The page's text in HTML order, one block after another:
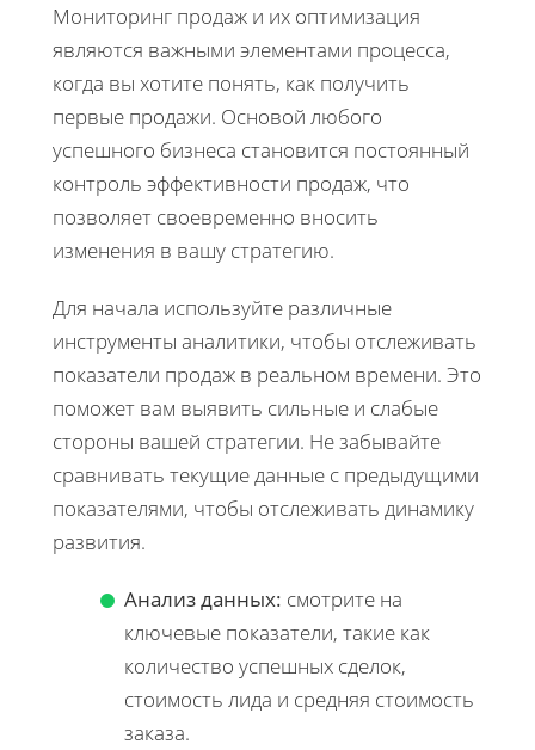
Мониторинг продаж и их оптимизация
являются важными элементами процесса,
когда вы хотите понять, как получить
первые продажи. Основой любого
успешного бизнеса становится постоянный
контроль эффективности продаж, что
позволяет своевременно вносить
изменения в вашу стратегию.
Для начала используйте различные
инструменты аналитики, чтобы отслеживать
показатели продаж в реальном времени. Это
поможет вам выявить сильные и слабые
стороны вашей стратегии. Не забывайте
сравнивать текущие данные с предыдущими
показателями, чтобы отслеживать динамику
развития.
Анализ данных: смотрите на
ключевые показатели, такие как
количество успешных сделок,
стоимость лида и средняя стоимость
заказа.